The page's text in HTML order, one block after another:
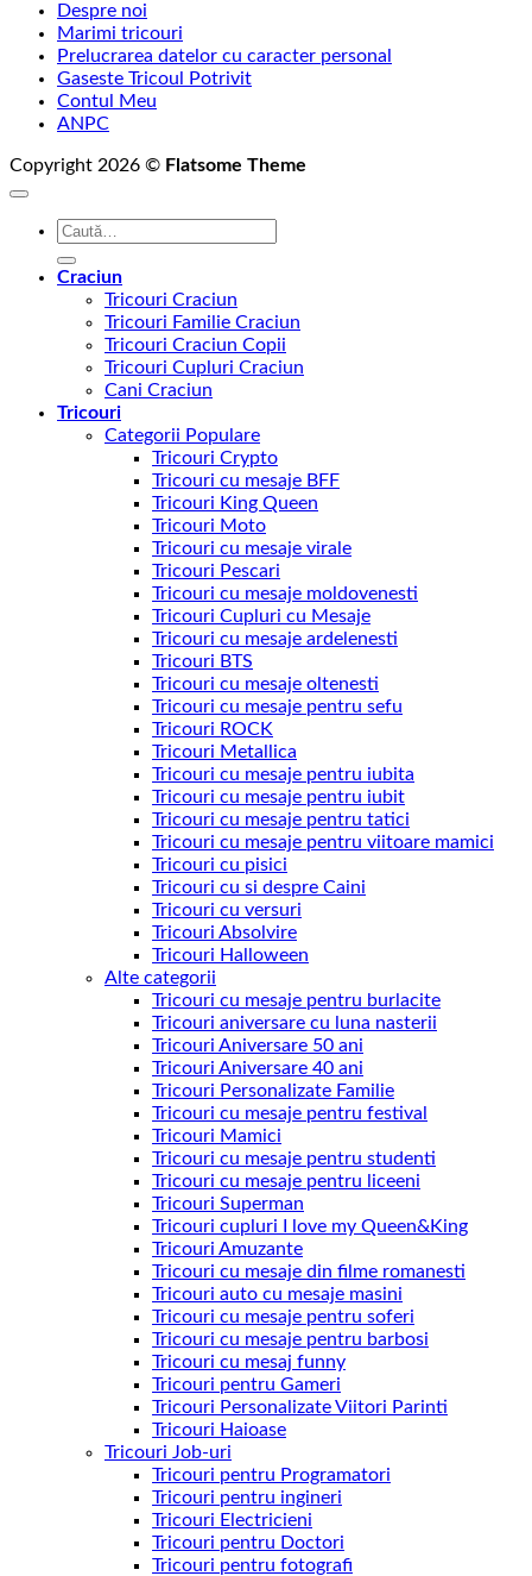
Despre noi
Marimi tricouri
Prelucrarea datelor cu caracter personal
Gaseste Tricoul Potrivit
Contul Meu
ANPC
Copyright 2026 © Flatsome Theme
Caută
Craciun
Tricouri Craciun
Tricouri Familie Craciun
Tricouri Craciun Copii
Tricouri Cupluri Craciun
Cani Craciun
Tricouri
Categorii Populare
Tricouri Crypto
Tricouri cu mesaje BFF
Tricouri King Queen
Tricouri Moto
Tricouri cu mesaje virale
Tricouri Pescari
Tricouri cu mesaje moldovenesti
Tricouri Cupluri cu Mesaje
Tricouri cu mesaje ardelenesti
Tricouri BTS
Tricouri cu mesaje oltenesti
Tricouri cu mesaje pentru sefu
Tricouri ROCK
Tricouri Metallica
Tricouri cu mesaje pentru iubita
Tricouri cu mesaje pentru iubit
Tricouri cu mesaje pentru tatici
Tricouri cu mesaje pentru viitoare mamici
Tricouri cu pisici
Tricouri cu si despre Caini
Tricouri cu versuri
Tricouri Absolvire
Tricouri Halloween
Alte categorii
Tricouri cu mesaje pentru burlacite
Tricouri aniversare cu luna nasterii
Tricouri Aniversare 50 ani
Tricouri Aniversare 40 ani
Tricouri Personalizate Familie
Tricouri cu mesaje pentru festival
Tricouri Mamici
Tricouri cu mesaje pentru studenti
Tricouri cu mesaje pentru liceeni
Tricouri Superman
Tricouri cupluri I love my Queen&King
Tricouri Amuzante
Tricouri cu mesaje din filme romanesti
Tricouri auto cu mesaje masini
Tricouri cu mesaje pentru soferi
Tricouri cu mesaje pentru barbosi
Tricouri cu mesaj funny
Tricouri pentru Gameri
Tricouri Personalizate Viitori Parinti
Tricouri Haioase
Tricouri Job-uri
Tricouri pentru Programatori
Tricouri pentru ingineri
Tricouri Electricieni
Tricouri pentru Doctori
Tricouri pentru fotografi